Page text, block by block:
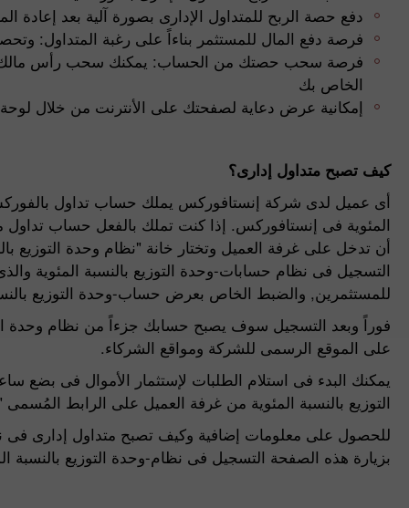
دفع حصة الربح للمتداول الإدارى بصورة آلية بعد إعادة
فرصة دفع المال للمستثمر بناءاً على رغبة المتداول:
فرصة سحب حصتك من الحساب: يمكنك سحب رأس مالك
الخاص بك
إمكانية عرض دعاية لصفحتك على الأنترنت من خلال لوحة
كيف تصبح متداول إدارى؟
أى عميل لدى شركة إنستافوركس يملك حساب تداول
المئوية فى إنستافوركس. إذا كنت تملك بالفعل حساب
أن تدخل على غرفة العميل وتختار خانة "نظام وحدة التوزيع
التسجيل فى نظام حسابات-وحدة التوزيع بالنسبة المئوية
للمستثمرين, والضبط الخاص بعرض حساب-وحدة التوزيع
فوراً وبعد التسجيل سوف يصبح حسابك جزءاً من نظام وحدة
على الموقع الرسمى للشركة ومواقع الشركاء.
يمكنك البدء فى استلام الطلبات لإستثمار الأموال فى
التوزيع بالنسبة المئوية من غرفة العميل على الرابط المُسمى
للحصول على معلومات إضافية وكيف تصبح متداول إدارى فى
بزيارة هذه الصفحة التسجيل فى نظام-وحدة التوزيع بالنسبة